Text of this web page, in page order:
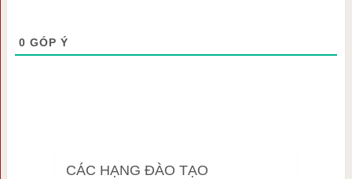
0 GÓP Ý
CÁC HẠNG ĐÀO TẠO